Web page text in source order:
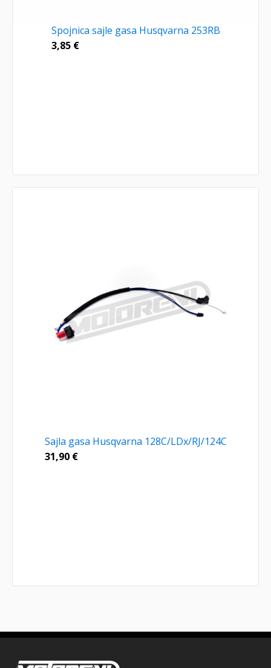
Spojnica sajle gasa Husqvarna 253RB
3,85 €
Sajla gasa Husqvarna 128C/LDx/RJ/124C
31,90 €